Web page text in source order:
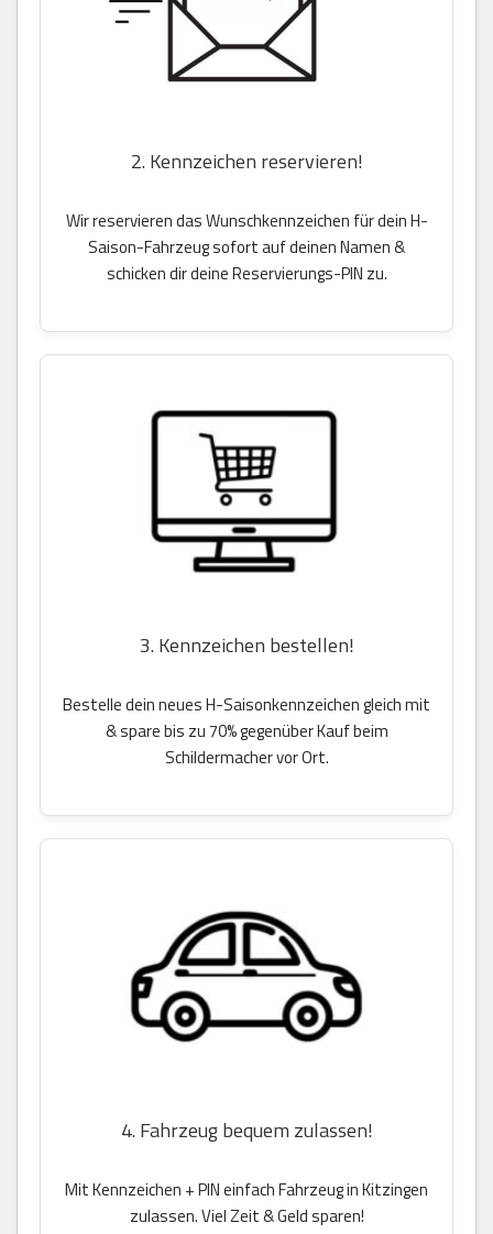
2. Kennzeichen reservieren!
Wir reservieren das Wunschkennzeichen für dein H-
Saison-Fahrzeug sofort auf deinen Namen &
schicken dir deine Reservierungs-PIN zu.
3. Kennzeichen bestellen!
Bestelle dein neues H-Saisonkennzeichen gleich mit
& spare bis zu 70% gegenüber Kauf beim
Schildermacher vor Ort.
4. Fahrzeug bequem zulassen!
Mit Kennzeichen + PIN einfach Fahrzeug in Kitzingen
zulassen. Viel Zeit & Geld sparen!